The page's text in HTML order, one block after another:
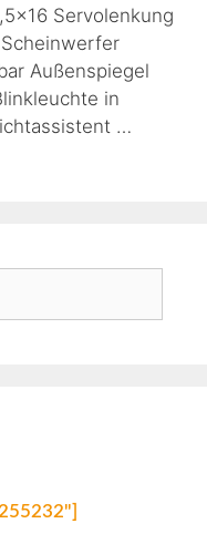
Servolenkung
Außenspiegel
in
…